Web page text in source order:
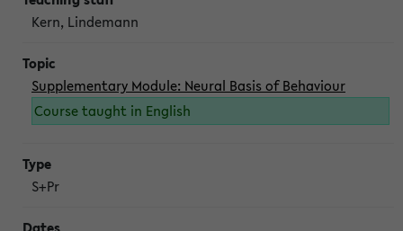
Kern, Lindemann
Supplementary Module: Neural Basis of Behaviour
Course taught in English
S+Pr